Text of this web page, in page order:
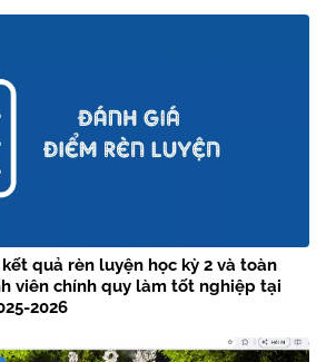
quả rèn luyện học kỳ 2 và toàn
viên chính quy làm tốt nghiệp tại
2026